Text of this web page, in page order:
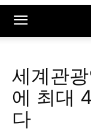
세계관
에 최대
다